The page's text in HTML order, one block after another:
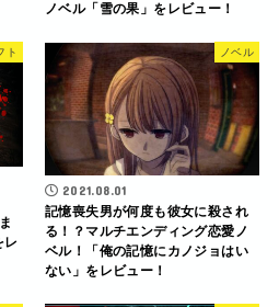
ノベル「雪の果」をレビュー！
ト
レ
ノベル
2021.08.01
記憶喪失男が何度も彼女に殺され
る！？マルチエンディング恋愛ノ
ベル！「俺の記憶にカノジョはい
ない」をレビュー！